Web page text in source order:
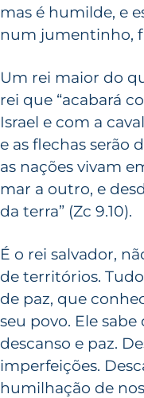
mas é humilde, e
num jumentinho,
Um rei maior do
rei que “acabará
Israel e com a
e as flechas serão
as nações vivam
mar a outro, e
da terra” (Zc 9.10).
É o rei salvador,
de territórios.
de paz, que
seu povo. Ele
descanso e paz.
imperfeições.
humilhação de